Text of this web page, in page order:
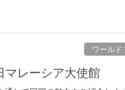
ワールド
レーシア大使館